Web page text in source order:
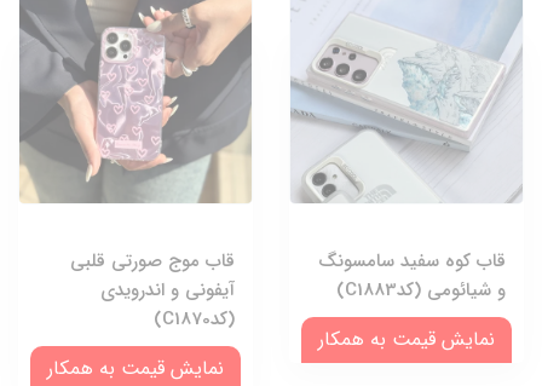
قاب کوه سفید سامسونگ
و شیائومی (کدC1883)
نمایش قیمت به همکار
قاب موج صورتی قلبی
آیفونی و اندرویدی
(کدC1870)
نمایش قیمت به همکار